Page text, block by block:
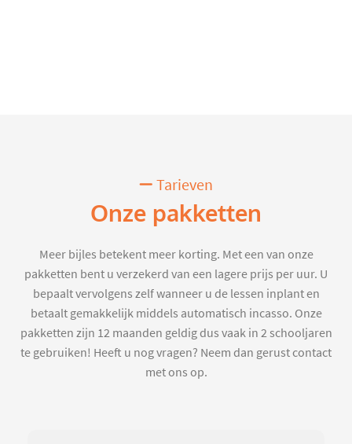
Tarieven
Onze pakketten
Meer bijles betekent meer korting. Met een van onze
pakketten bent u verzekerd van een lagere prijs per uur. U
bepaalt vervolgens zelf wanneer u de lessen inplant en
betaalt gemakkelijk middels automatisch incasso. Onze
pakketten zijn 12 maanden geldig dus vaak in 2 schooljaren
te gebruiken! Heeft u nog vragen? Neem dan gerust contact
met ons op.